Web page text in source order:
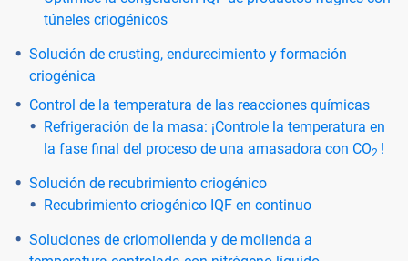
túneles criogénicos
Solución de crusting, endurecimiento y formación
criogénica
Control de la temperatura de las reacciones químicas
Refrigeración de la masa: ¡Controle la temperatura en
la fase final del proceso de una amasadora con CO2 !
Solución de recubrimiento criogénico
Recubrimiento criogénico IQF en continuo
Soluciones de criomolienda y de molienda a